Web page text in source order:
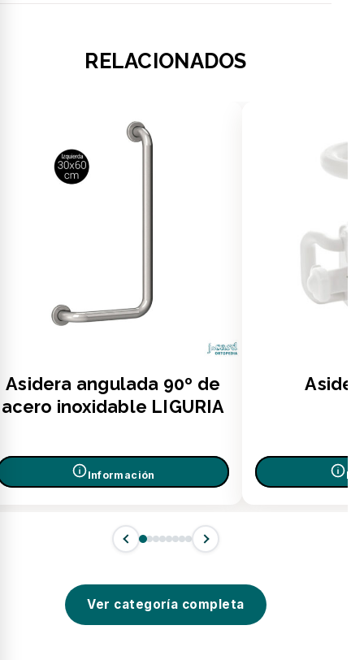
RELACIONADOS
Asidera angulada 90º de
acero inoxidable LIGURIA
Información
Ver categoría completa